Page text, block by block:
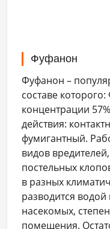
Фуфанон
Фуфанон –
составе
концентрации
действия:
фумигантный.
видов
постельных
в разных
разводится
насекомых,
помещения.